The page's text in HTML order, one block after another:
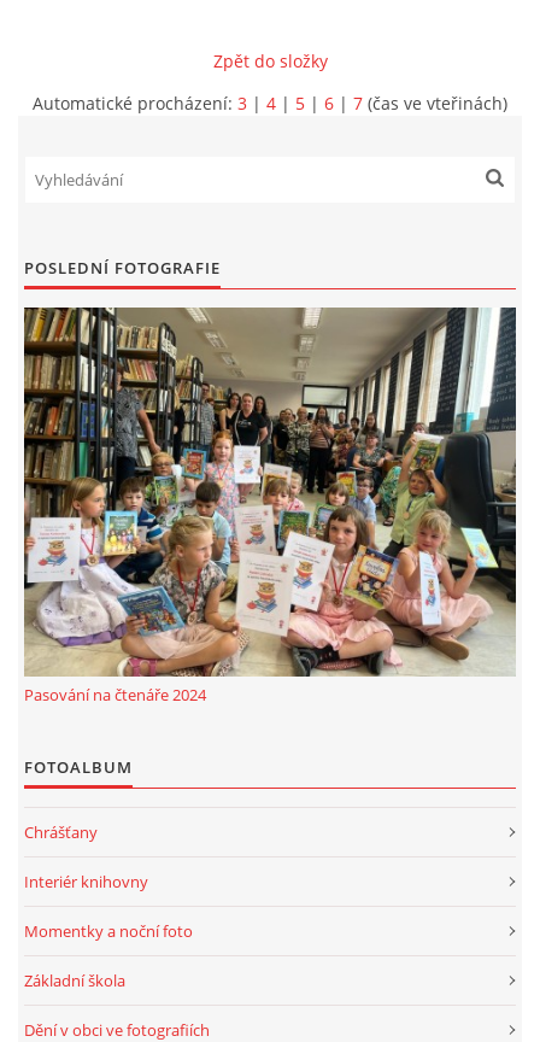
E-KNIHY DO KAŽDÉ KNIHOVNY
FREE WIFI
VÝZNAČNÍ RODÁCI
FOTOALBUM
PODĚKOVÁNÍ
NAPSALI O NÁS....
SLUŽBY
HRY, KVÍZY, VZDĚLÁVÁNÍ ON-LINE
Zpět do složky
Automatické procházení: 3 | 4 | 5 | 6 | 7 (čas ve vteřinách)
POSLEDNÍ FOTOGRAFIE
Pasování na čtenáře 2024
FOTOALBUM
Chrášťany
Interiér knihovny
Momentky a noční foto
Základní škola
Dění v obci ve fotografiích